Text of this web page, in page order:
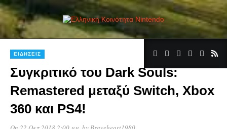
ΕΙΔΉΣΕΙΣ 1
Συγκριτικό του Dark Souls:
Remastered μεταξύ Switch, Xbox
360 και PS4!